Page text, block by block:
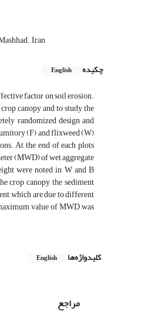
Iran
چکیده
English
factor on soil erosion.
canopy and to study the
randomized design and
(F) and flixweed (W)
At the end of each plots
(MWD) of wet aggregate
were noted in W and B
crop canopy, the sediment
which are due to different
value of MWD was
کلیدواژه‌ها English
مراجع